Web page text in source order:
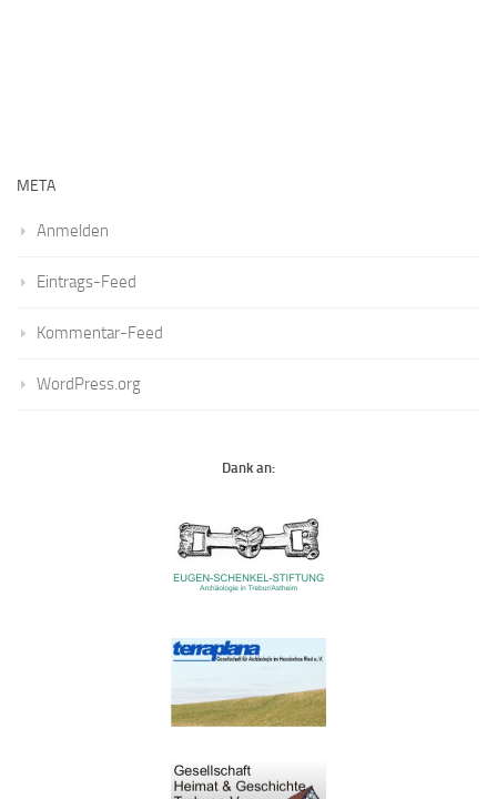
META
Anmelden
Eintrags-Feed
Kommentar-Feed
WordPress.org
Dank an: